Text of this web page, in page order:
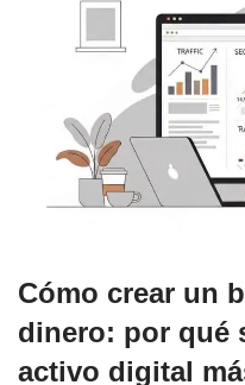
Cómo crear un
dinero: por qué
activo digital